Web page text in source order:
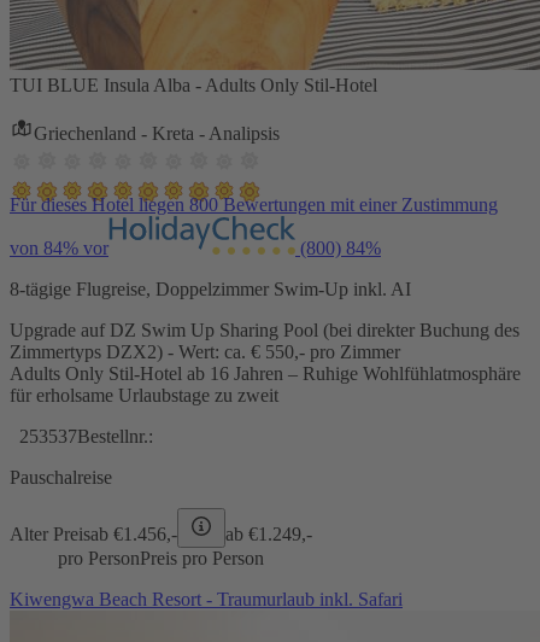
TUI BLUE Insula Alba - Adults Only Stil-Hotel
Griechenland - Kreta - Analipsis
Für dieses Hotel liegen 800 Bewertungen mit einer Zustimmung
von 84% vor (800) 84%
8-tägige Flugreise, Doppelzimmer Swim-Up inkl. AI
Upgrade auf DZ Swim Up Sharing Pool (bei direkter Buchung des
Zimmertyps DZX2) - Wert: ca. € 550,- pro Zimmer
Adults Only Stil-Hotel ab 16 Jahren – Ruhige Wohlfühlatmosphäre
für erholsame Urlaubstage zu zweit
253537Bestellnr.:
Pauschalreise
Alter Preisab €1.456,- ab €1.249,-
pro PersonPreis pro Person
Kiwengwa Beach Resort - Traumurlaub inkl. Safari